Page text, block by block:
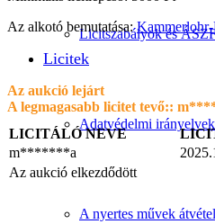
Licitszabályok és
Adatvédelmi irányelvek
A nyertes művek
Az alkotó bemutatása:
Licitek
Az aukció lejárt
A legmagasabb licitet tevő::
LICITÁLÓ NEVE
m*******a
Az aukció elkezdődött